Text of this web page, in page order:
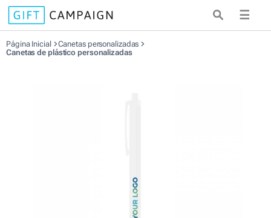
☰
Página Inicial
Canetas personalizadas
Canetas de plástico personalizadas